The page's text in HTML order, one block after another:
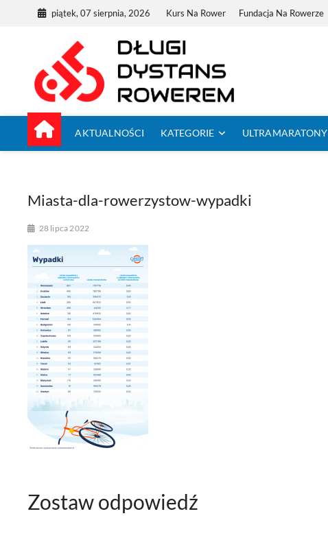
piątek, 07 sierpnia, 2026 Kurs Na Rower Fundacja Na Rowerze
AKTUALNOŚCI KATEGORIE ULTRAMARATONY
Miasta-dla-rowerzystow-wypadki
28 lipca 2022
Zostaw odpowiedź